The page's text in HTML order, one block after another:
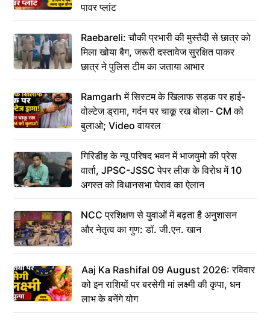
पावर प्लांट
Raebareli: चौकी प्रभारी की मुस्तैदी से छात्र को
मिला खोया बैग, जरूरी दस्तावेज सुरक्षित पाकर
छात्र ने पुलिस टीम का जताया आभार
Ramgarh में सिस्टम के खिलाफ सड़क पर हाई-
वोल्टेज ड्रामा, गर्दन पर चाकू रख बोला- CM को
बुलाओ; Video वायरल
गिरिडीह के न्यू परिषद भवन में भाजयुमो की प्रेस
वार्ता, JPSC-JSSC पेपर लीक के विरोध में 10
अगस्त को विधानसभा घेराव का ऐलान
NCC प्रशिक्षण से युवाओं में बढ़ता है अनुशासन
और नेतृत्व का गुण: डॉ. जी.एन. खान
Aaj Ka Rashifal 09 August 2026: रविवार
को इन राशियों पर बरसेगी मां लक्ष्मी की कृपा, धन
लाभ के बनेंगे योग